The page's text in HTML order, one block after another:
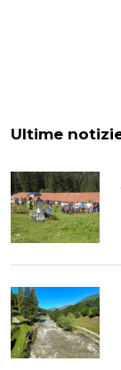
Ultime